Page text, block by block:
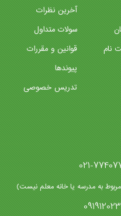
نام
آخرین نظرات
سولات متداول
قوانین و مقررات
پیوندها
تدریس خصوصی
021-
به مدرسه یا خانه معلم نیست)